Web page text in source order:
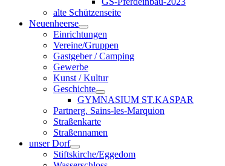
alte Schützenseite
Neuenheerse
Einrichtungen
Vereine/Gruppen
Gastgeber / Camping
Gewerbe
Kunst / Kultur
Geschichte
GYMNASIUM ST.KASPAR
Partnerg. Sains-les-Marquion
Straßenkarte
Straßennamen
unser Dorf
Stiftskirche/Eggedom